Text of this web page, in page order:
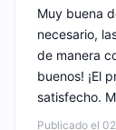
Publicado el
Muy buena
necesario,
de manera
buenos! ¡El
satisfecho.